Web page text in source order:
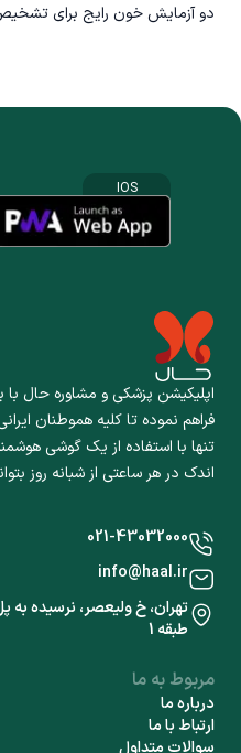
دو آزمایش خون رایج برای تشخیص
اپلیکیشن پزشکی و مشاوره حال
فراهم نموده تا کلیه هموطنان
تنها با استفاده از یک گوشی
اندک در هر ساعتی از شبانه روز
IOS
مربوط به ما
درباره ما
ارتباط با ما
سوالات متداول
021-43032000
info@haal.ir
طبقه 1